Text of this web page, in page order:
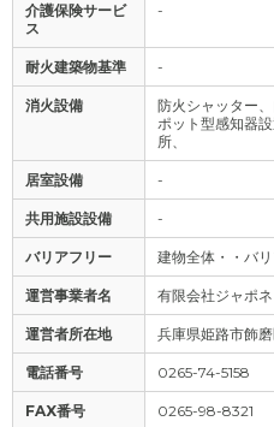
介護保険サービ
ス
-
耐火建築物基準 -
消火設備
防火シャッター
ポット型感知器
所、
居室設備 -
共用施設設備 -
バリアフリー 建物全体・・バ
運営事業者名 有限会社ジャポ
運営者所在地 兵庫県姫路市飾
電話番号 0265-74-5158
FAX番号 0265-98-8321